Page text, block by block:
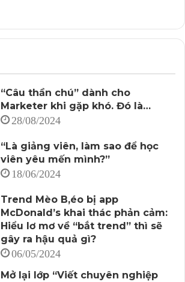
“Câu thần chú” dành cho
Marketer khi gặp khó. Đó là…
28/08/2024
“Là giảng viên, làm sao để học
viên yêu mến mình?”
18/06/2024
Trend Mèo B,éo bị app
McDonald’s khai thác phản cảm:
Hiểu lơ mơ về “bắt trend” thì sẽ
gây ra hậu quả gì?
06/05/2024
Mở lại lớp “Viết chuyên nghiệp